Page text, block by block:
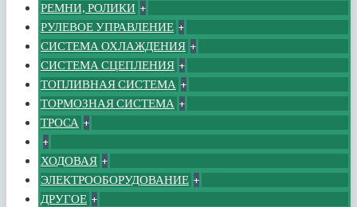
РЕМНИ, РОЛИКИ +
РУЛЕВОЕ УПРАВЛЕНИЕ +
СИСТЕМА ОХЛАЖДЕНИЯ +
СИСТЕМА СЦЕПЛЕНИЯ +
ТОПЛИВНАЯ СИСТЕМА +
ТОРМОЗНАЯ СИСТЕМА +
ТРОСА +
+
ХОДОВАЯ +
ЭЛЕКТРООБОРУДОВАНИЕ +
ДРУГОЕ +